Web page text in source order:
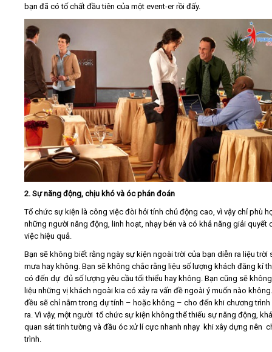
bạn đã có tố chất đầu tiên của một event-er rồi đấy.
2. Sự năng động, chịu khó và óc phán đoán
Tổ chức sự kiện là công việc đòi hỏi tính chủ động cao, vì vậy chỉ phù
những người năng động, linh hoạt, nhạy bén và có khả năng giải quyết
việc hiệu quả.
Bạn sẽ không biết rằng ngày sự kiện ngoài trời của bạn diễn ra liệu trời
mưa hay không. Bạn sẽ không chắc rằng liệu số lượng khách đăng kí
có đến dự đủ số lượng yêu cầu tối thiểu hay không. Bạn cũng sẽ
liệu những vị khách ngoài kia có xảy ra vấn đề ngoài ý muốn nào
đều sẽ chỉ nằm trong dự tính – hoặc không – cho đến khi chương trình
ra. Vì vậy, một người tổ chức sự kiện không thể thiếu sự năng động,
quan sát tinh tường và đầu óc xử lí cực nhanh nhạy khi xây dựng nên
trình.